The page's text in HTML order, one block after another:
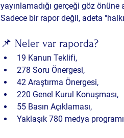
yayınlamadığı gerçeği göz
Sadece bir rapor değil, adeta
📌 Neler var raporda?
19 Kanun Teklifi,
278 Soru Önergesi,
42 Araştırma Önergesi,
220 Genel Kurul Konuşması,
55 Basın Açıklaması,
Yaklaşık 780 medya programı